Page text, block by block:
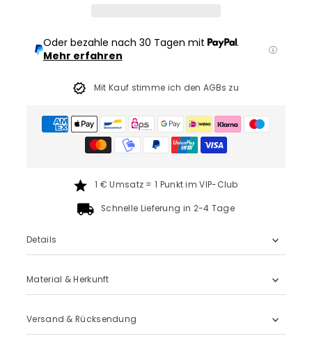
Oder bezahle nach 30 Tagen mit
.
Mehr erfahren
Mit Kauf stimme ich den AGBs zu
1 € Umsatz = 1 Punkt im VIP-Club
Schnelle Lieferung in 2-4 Tage
Details
Material & Herkunft
Versand & Rücksendung